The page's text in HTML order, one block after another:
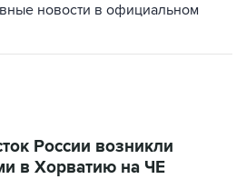
новости в официальном
России возникли
в Хорватию на ЧЕ